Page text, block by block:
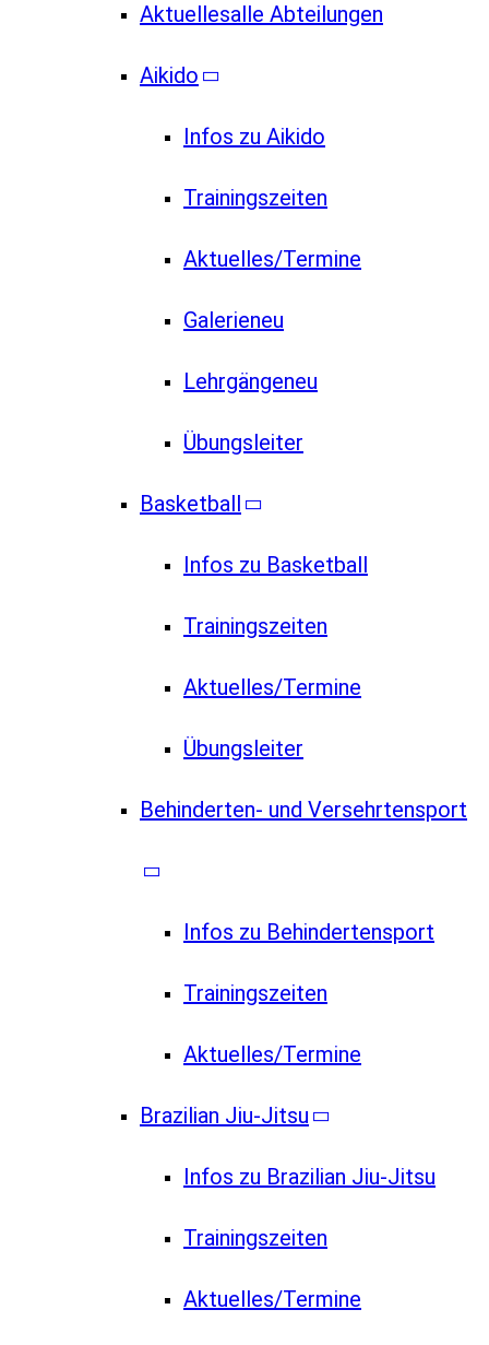
Aktuellesalle Abteilungen
Aikido
Infos zu Aikido
Trainingszeiten
Aktuelles/Termine
Galerieneu
Lehrgängeneu
Übungsleiter
Basketball
Infos zu Basketball
Trainingszeiten
Aktuelles/Termine
Übungsleiter
Behinderten- und Versehrtensport
Infos zu Behindertensport
Trainingszeiten
Aktuelles/Termine
Brazilian Jiu-Jitsu
Infos zu Brazilian Jiu-Jitsu
Trainingszeiten
Aktuelles/Termine